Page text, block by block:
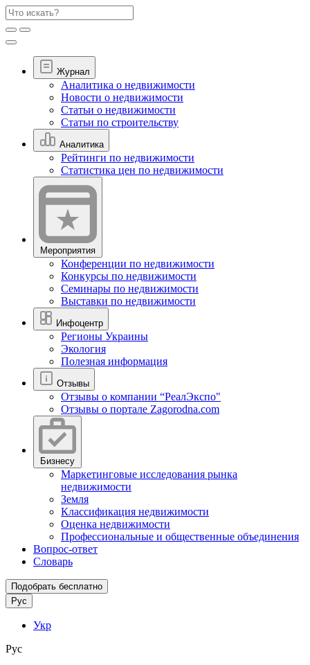
Журнал
Аналитика о недвижимости
Новости о недвижимости
Статьи о недвижимости
Статьи по строительству
Аналитика
Рейтинги по недвижимости
Статистика цен по недвижимости
Мероприятия
Конференции по недвижимости
Конкурсы по недвижимости
Семинары по недвижимости
Выставки по недвижимости
Инфоцентр
Регионы Украины
Экология
Полезная информация
Отзывы
Отзывы о компании “РеалЭкспо"
Отзывы о портале Zagorodna.com
Бизнесу
Маркетинговые исследования рынка
недвижимости
Земля
Классификация недвижимости
Оценка недвижимости
Профессиональные и общественные объединения
Вопрос-ответ
Словарь
Подобрать бесплатно
Рус
Укр
Рус